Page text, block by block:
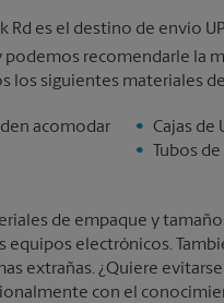
Rd es el destino de envío
podemos recomendarle la
los siguientes materiales
acomodar
Cajas de
Tubos de
de empaque y
electrónicos.
extrañas. ¿Quiere
con el